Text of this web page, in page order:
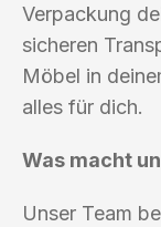
Verpackung
sicheren
Möbel in
alles für dich.
Was macht
Unser Team